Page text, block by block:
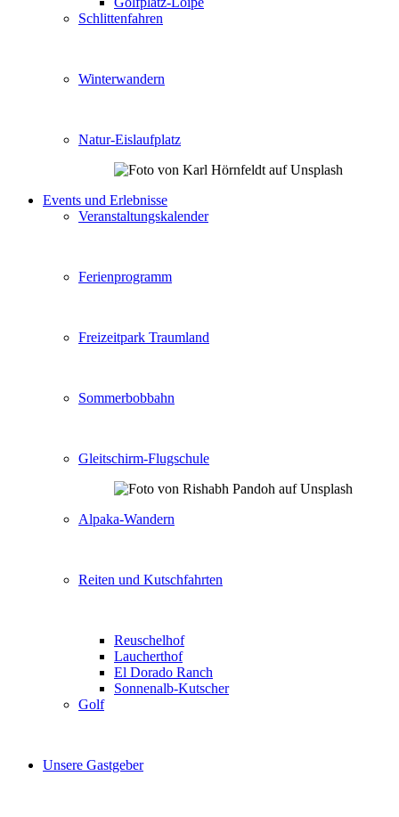
Schlittenfahren
Winterwandern
Natur-Eislaufplatz
Events und Erlebnisse
Veranstaltungskalender
Ferienprogramm
Freizeitpark Traumland
Sommerbobbahn
Gleitschirm-Flugschule
Alpaka-Wandern
Reiten und Kutschfahrten
Reuschelhof
Laucherthof
El Dorado Ranch
Sonnenalb-Kutscher
Golf
Unsere Gastgeber